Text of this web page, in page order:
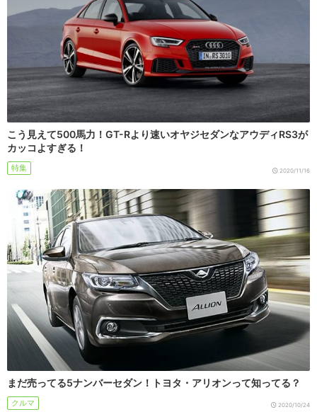
こう見えて500馬力！GT-Rより速いオヤジセダンなアウディRS3が
カッコよすぎる！
特集 2020/11/16
まだ売ってる5ナンバーセダン！トヨタ・アリオンって知ってる？
クルマ 2020/10/24